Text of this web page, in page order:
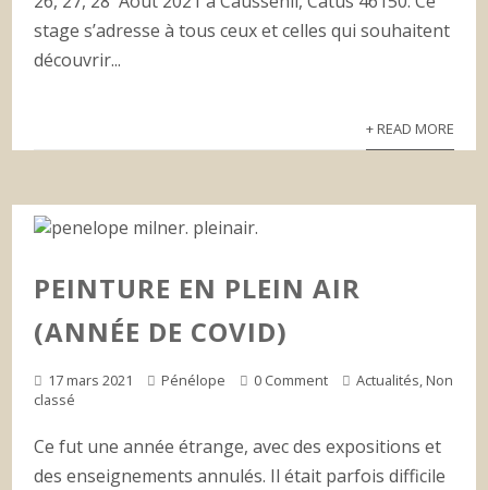
stage s’adresse à tous ceux et celles qui souhaitent
découvrir...
+ READ MORE
PEINTURE EN PLEIN AIR
(ANNÉE DE COVID)
17 mars 2021 Pénélope 0 Comment Actualités, Non
classé
Ce fut une année étrange, avec des expositions et
des enseignements annulés. Il était parfois difficile